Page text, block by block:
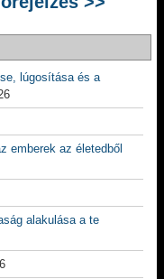
lúgosítása és a
emberek az életedből
alakulása a te